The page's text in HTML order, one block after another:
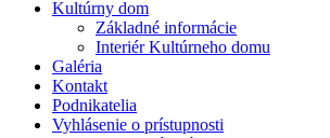
Kultúrny dom
Základné informácie
Interiér Kultúrneho domu
Galéria
Kontakt
Podnikatelia
Vyhlásenie o prístupnosti